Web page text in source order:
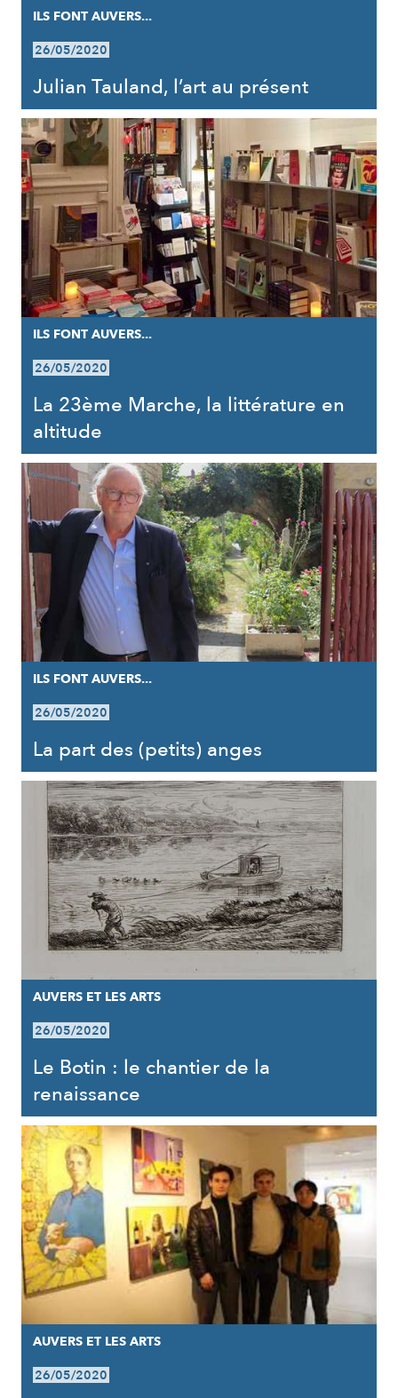
ILS FONT AUVERS...
26/05/2020
Julian Tauland, l’art au présent
ILS FONT AUVERS...
26/05/2020
La 23ème Marche, la littérature en
altitude
ILS FONT AUVERS...
26/05/2020
La part des (petits) anges
AUVERS ET LES ARTS
26/05/2020
Le Botin : le chantier de la
renaissance
AUVERS ET LES ARTS
26/05/2020